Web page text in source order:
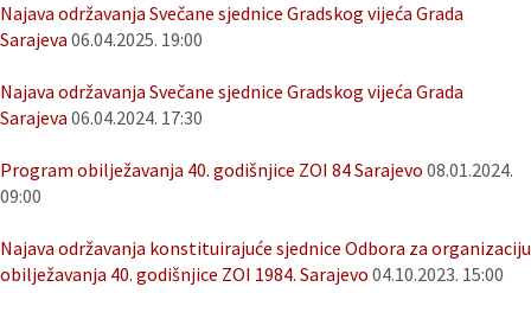
Najava održavanja Svečane sjednice Gradskog vijeća Grada
Sarajeva 06.04.2025. 19:00
Najava održavanja Svečane sjednice Gradskog vijeća Grada
Sarajeva 06.04.2024. 17:30
Program obilježavanja 40. godišnjice ZOI 84 Sarajevo 08.01.2024.
09:00
Najava održavanja konstituirajuće sjednice Odbora za organizaciju
obilježavanja 40. godišnjice ZOI 1984. Sarajevo 04.10.2023. 15:00